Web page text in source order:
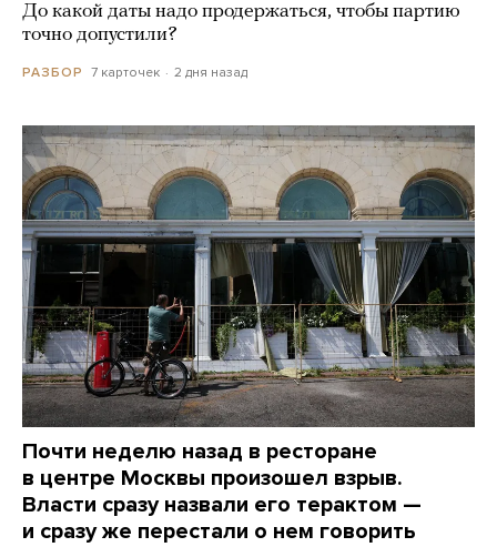
До какой даты надо продержаться, чтобы партию
точно допустили?
РАЗБОР 7 карточек 2 дня назад
Почти неделю назад в ресторане
в центре Москвы произошел взрыв.
Власти сразу назвали его терактом —
и сразу же перестали о нем говорить